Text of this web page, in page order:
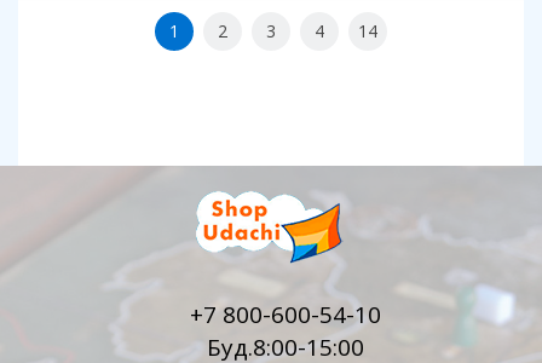
1 2 3 4 14
+7 800-600-54-10
Буд.8:00-15:00